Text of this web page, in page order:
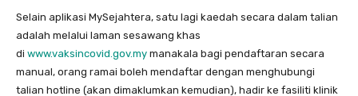
Selain aplikasi MySejahtera, satu lagi kaedah secara dalam talian
adalah melalui laman sesawang khas
di www.vaksincovid.gov.my manakala bagi pendaftaran secara
manual, orang ramai boleh mendaftar dengan menghubungi
talian hotline (akan dimaklumkan kemudian), hadir ke fasiliti klinik